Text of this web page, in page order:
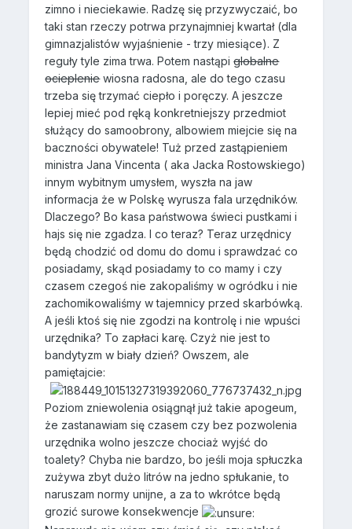
zimno i nieciekawie. Radzę się przyzwyczaić, bo
taki stan rzeczy potrwa przynajmniej kwartał (dla
gimnazjalistów wyjaśnienie - trzy miesiące). Z
reguły tyle zima trwa. Potem nastąpiglobalne
ociepleniewiosna radosna, ale do tego czasu
trzeba się trzymać ciepło i poręczy. A jeszcze
lepiej mieć pod ręką konkretniejszy przedmiot
służący do samoobrony, albowiem miejcie się na
baczności obywatele! Tuż przed zastąpieniem
ministra Jana Vincenta ( aka Jacka Rostowskiego)
innym wybitnym umysłem, wyszła na jaw
informacja że w Polskę wyrusza fala urzędników.
Dlaczego? Bo kasa państwowa świeci pustkami i
hajs się nie zgadza. I co teraz? Teraz urzędnicy
będą chodzić od domu do domu i sprawdzać co
posiadamy, skąd posiadamy to co mamy i czy
czasem czegoś nie zakopaliśmy w ogródku i nie
zachomikowaliśmy w tajemnicy przed skarbówką.
A jeśli ktoś się nie zgodzi na kontrolę i nie wpuści
urzędnika? To zapłaci karę. Czyż nie jest to
bandytyzm w biały dzień? Owszem, ale
pamiętajcie:
Poziom zniewolenia osiągnął już takie apogeum,
że zastanawiam się czasem czy bez pozwolenia
urzędnika wolno jeszcze chociaż wyjść do
toalety? Chyba nie bardzo, bo jeśli moja spłuczka
zużywa zbyt dużo litrów na jedno spłukanie, to
naruszam normy unijne, a za to wkrótce będą
grozić surowe konsekwencje